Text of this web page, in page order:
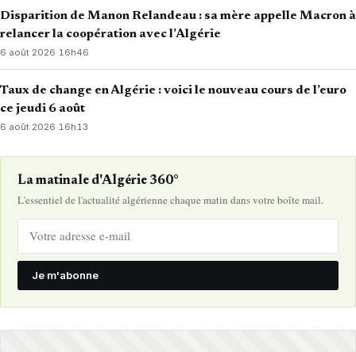
Disparition de Manon Relandeau : sa mère appelle Macron à
relancer la coopération avec l’Algérie
6 août 2026· 16h46
Taux de change en Algérie : voici le nouveau cours de l’euro
ce jeudi 6 août
6 août 2026·16h13
La matinale d'Algérie 360°
L'essentiel de l'actualité algérienne chaque matin dans votre boîte mail.
Je m'abonne